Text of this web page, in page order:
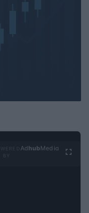
Ad hubMedia